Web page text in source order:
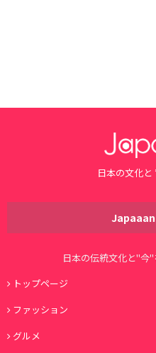
日本の文化と
Japaaan
日本の伝統文化と"今
トップページ
ファッション
グルメ